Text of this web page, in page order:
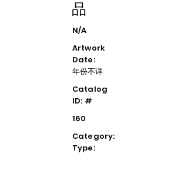
品
N/A
Artwork
Date:
年份不详
Catalog
ID: #
160
Category:
Type: